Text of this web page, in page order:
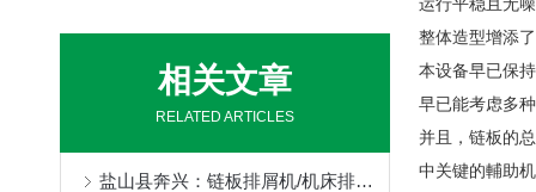
相关文章
RELATED ARTICLES
盐山县奔兴：链板排屑机/机床排屑机/磁性排屑机/刮板排屑机/链板式排屑机/链式排屑机全品类非标定制，一站式机床排屑解决方案
整体造型增添
本设备早已保
早已能考虑多
并且，链板的
中关键的輔助